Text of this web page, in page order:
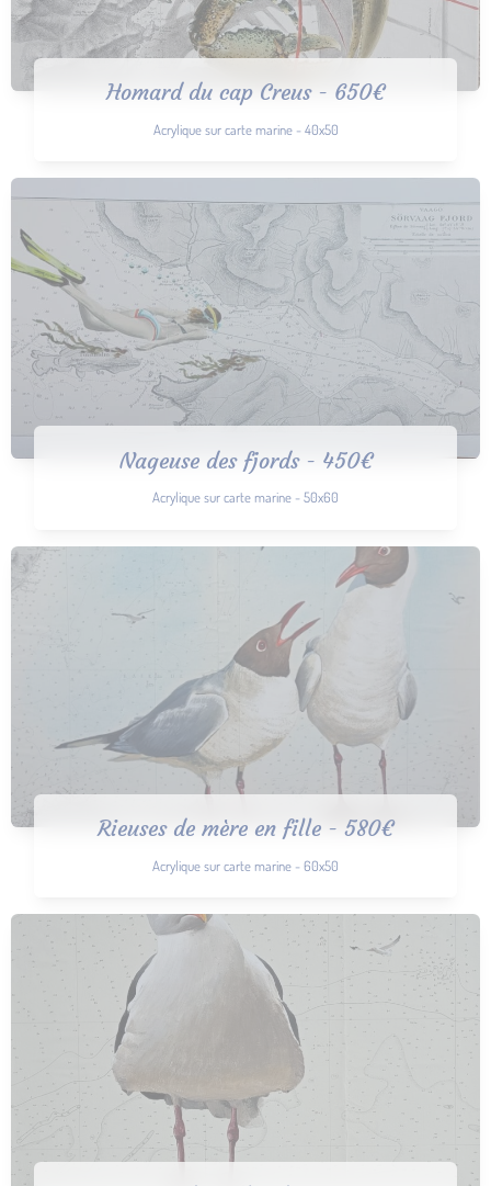
Homard du cap Creus - 650€
Acrylique sur carte marine - 40x50
Nageuse des fjords - 450€
Acrylique sur carte marine - 50x60
Rieuses de mère en fille - 580€
Acrylique sur carte marine - 60x50